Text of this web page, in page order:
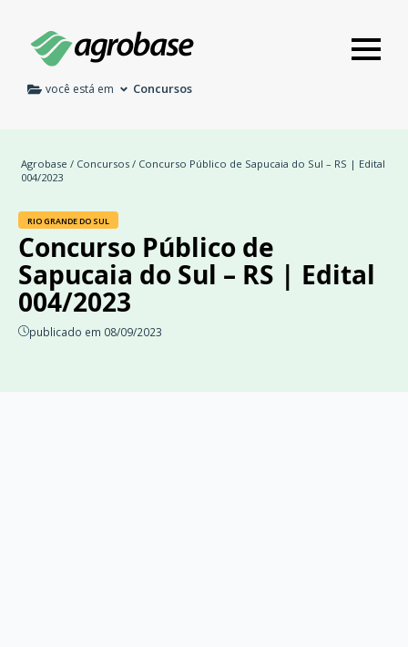
você está em Concursos
Agrobase / Concursos / Concurso Público de Sapucaia do Sul – RS | Edital
004/2023
RIO GRANDE DO SUL
Concurso Público de
Sapucaia do Sul – RS | Edital
004/2023
publicado em 08/09/2023